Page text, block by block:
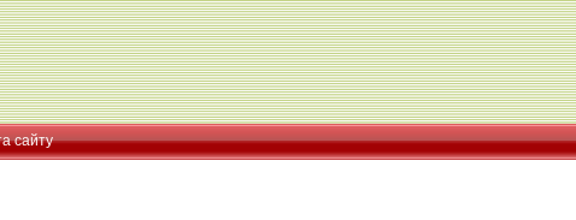
сайту